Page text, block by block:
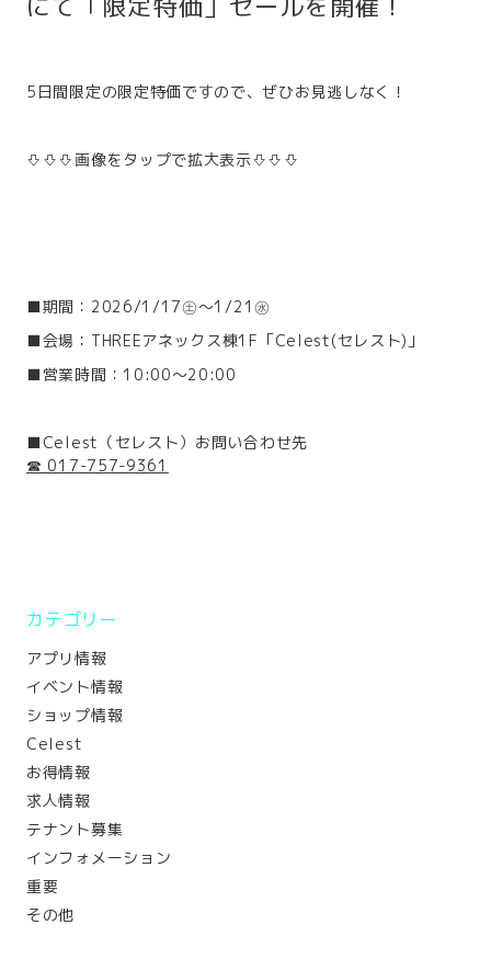
5日間限定の限定特価ですので、ぜひお見逃しなく！
⇩⇩⇩画像をタップで拡大表示⇩⇩⇩
■期間：2026/1/17㊏～1/21㊌
■会場：THREEアネックス棟1F「Celest(セレスト)」
■営業時間：10:00～20:00
■Celest（セレスト）お問い合わせ先
☎ 017-757-9361
カテゴリー
アプリ情報
イベント情報
ショップ情報
Celest
お得情報
求人情報
テナント募集
インフォメーション
重要
その他